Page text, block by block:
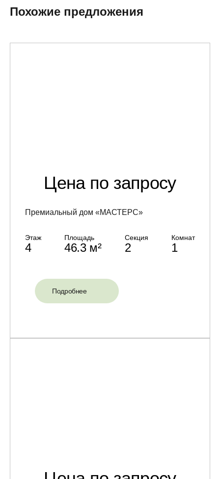
Похожие предложения
Цена по запросу
Премиальный дом «МАСТЕРС»
Этаж
4
Площадь
46.3 м²
Секция
2
Комнат
1
Подробнее